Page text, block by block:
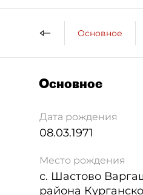
Основное
Основное
Дата рождения
08.03.1971
Место рождения
с. Шастово
района